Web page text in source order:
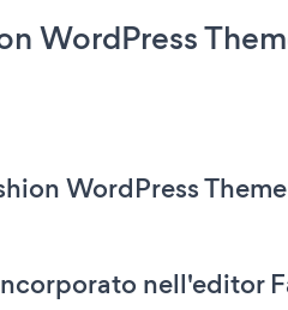
WordPress
WordPress Theme
nell'editor